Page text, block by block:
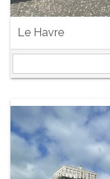
Le Havre